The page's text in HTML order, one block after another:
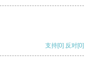
支持[0] 反对[0]